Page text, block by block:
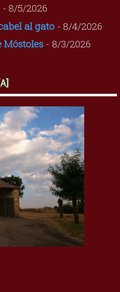
- 8/5/2026
al gato- 8/4/2026
Móstoles- 8/3/2026